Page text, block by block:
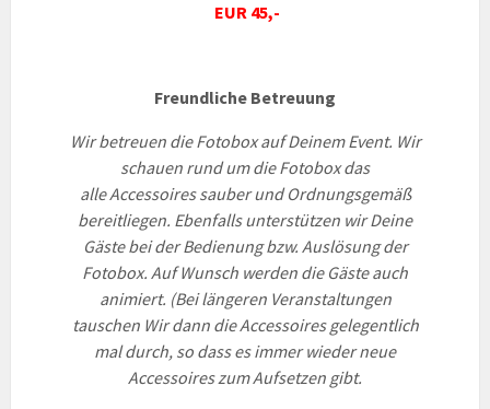
EUR 45,-
Freundliche Betreuung
Wir betreuen die Fotobox auf Deinem Event. Wir
schauen rund um die Fotobox das
alle Accessoires sauber und Ordnungsgemäß
bereitliegen. Ebenfalls unterstützen wir Deine
Gäste bei der Bedienung bzw. Auslösung der
Fotobox. Auf Wunsch werden die Gäste auch
animiert. (Bei längeren Veranstaltungen
tauschen Wir dann die Accessoires gelegentlich
mal durch, so dass es immer wieder neue
Accessoires zum Aufsetzen gibt.